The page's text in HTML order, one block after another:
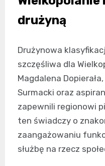
drużyną
Drużynowa
szczęśliwa dla
Magdalena
Surmacki oraz
zapewnili regionowi
ten świadczy o
zaangażowaniu
służbę na rzecz